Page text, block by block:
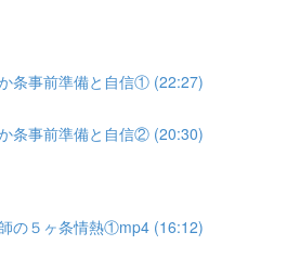
条事前準備と自信① (22:27)
条事前準備と自信② (20:30)
の５ヶ条情熱①mp4 (16:12)